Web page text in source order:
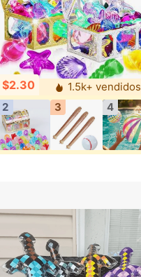
$2.30
1.5k+ vendidos
2
3 4